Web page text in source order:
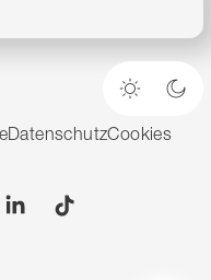
Heller
DatenschutzCookies
Linkedin